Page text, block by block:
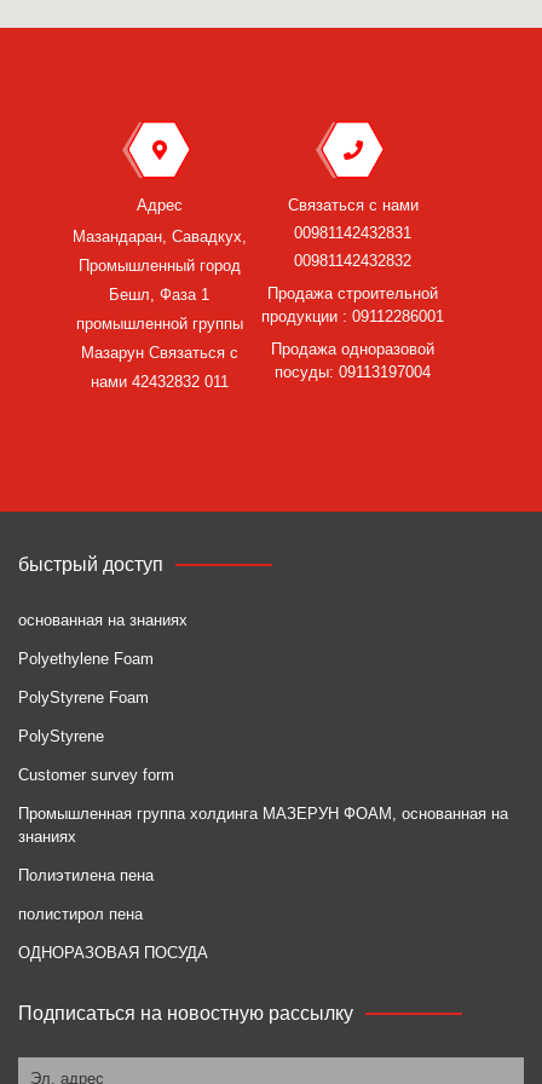
Адрес
Мазандаран, Савадкух,
Промышленный город
Бешл, Фаза 1
промышленной группы
Мазарун Связаться с
нами 42432832 011
Связаться с нами
00981142432831
00981142432832
Продажа строительной
продукции : 09112286001
Продажа одноразовой
посуды: 09113197004
быстрый доступ
основанная на знаниях
Polyethylene Foam
PolyStyrene Foam
PolyStyrene
Customer survey form
Промышленная группа холдинга МАЗЕРУН ФОАМ, основанная на
знаниях
Полиэтилена пена
полистирол пена
ОДНОРАЗОВАЯ ПОСУДА
Подписаться на новостную рассылку